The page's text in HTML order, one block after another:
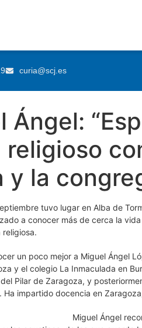
curia@scj.es
Ángel:
religioso
y la
tuvo lugar en Alba de
a conocer más de cerca la
un poco mejor a Miguel Ángel
y el colegio La Inmaculada en
Pilar de Zaragoza, y
Ha impartido docencia en
Miguel Ángel